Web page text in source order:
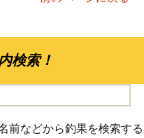
検索！
前などから釣果を検索す